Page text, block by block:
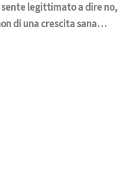
sente legittimato a dire no,
di una crescita sana…